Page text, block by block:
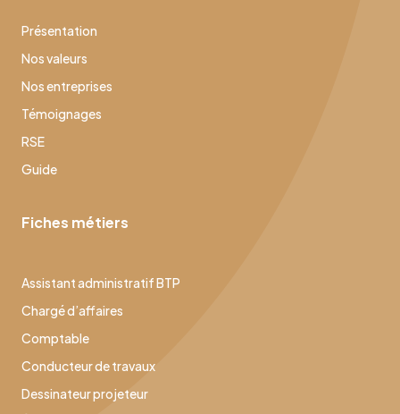
Présentation
Nos valeurs
Nos entreprises
Témoignages
RSE
Guide
Fiches métiers
Assistant administratif BTP
Chargé d’affaires
Comptable
Conducteur de travaux
Dessinateur projeteur